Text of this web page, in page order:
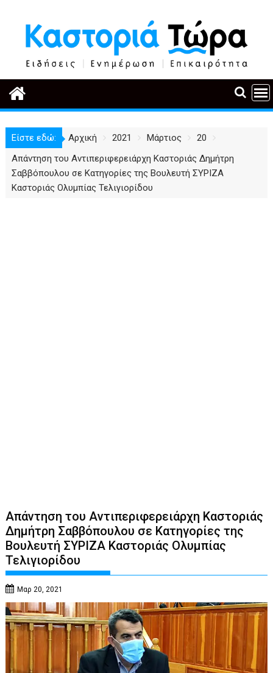
περιεχόμενο
Είστε εδώ: Αρχική 2021 Μάρτιος
20
Απάντηση του Αντιπεριφερειάρχη Καστοριάς Δημήτρη
Σαββόπουλου σε Κατηγορίες της Βουλευτή ΣΥΡΙΖΑ
Καστοριάς Ολυμπίας Τελιγιορίδου
Απάντηση του Αντιπεριφερειάρχη Καστοριάς
Δημήτρη Σαββόπουλου σε Κατηγορίες της
Βουλευτή ΣΥΡΙΖΑ Καστοριάς Ολυμπίας
Τελιγιορίδου
Μαρ 20, 2021